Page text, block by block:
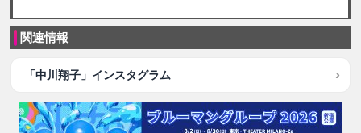
関連情報
「中川翔子」インスタグラム